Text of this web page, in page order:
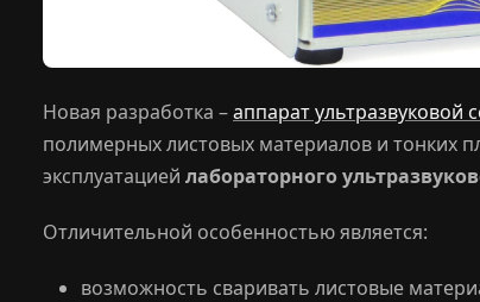
Новая разработка –аппарат
полимерных листовых материалов и тонких
эксплуатацией лабораторного
Отличительной особенностью является:
возможность сваривать листовые